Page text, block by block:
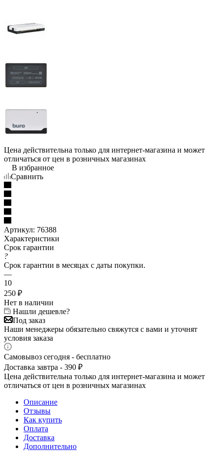
Цена действительна только для интернет-магазина и может
отличаться от цен в розничных магазинах
В избранное
Сравнить
Артикул: 76388
Характеристики
Срок гарантии
?
Срок гарантии в месяцах с даты покупки.
—
10
250 ₽
Нет в наличии
Нашли дешевле?
Под заказ
Наши менеджеры обязательно свяжутся с вами и уточнят
условия заказа
Самовывоз сегодня - бесплатно
Доставка завтра - 390 ₽
Цена действительна только для интернет-магазина и может
отличаться от цен в розничных магазинах
Описание
Отзывы
Как купить
Оплата
Доставка
Дополнительно